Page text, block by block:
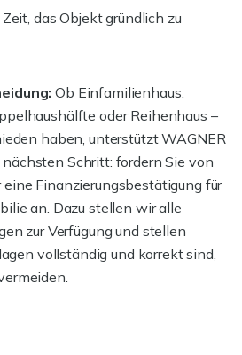
das Objekt gründlich zu
Ob Einfamilienhaus,
oder Reihenhaus –
haben, unterstützt WAGNER
Schritt: fordern Sie von
Finanzierungsbestätigung für
an. Dazu stellen wir alle
zur Verfügung und stellen
vollständig und korrekt sind,